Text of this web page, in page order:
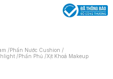
/Phấn Nước Cushion /
/Phấn Phủ /Xịt Khoá Makeup